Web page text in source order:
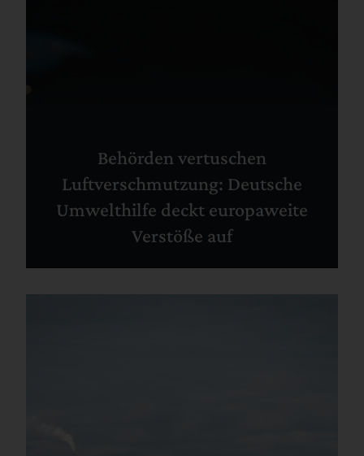
Behörden vertuschen
Luftverschmutzung: Deutsche
Umwelthilfe deckt europaweite
Verstöße auf